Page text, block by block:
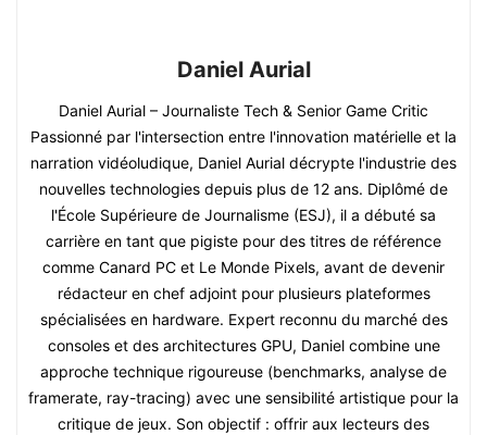
Daniel Aurial
Daniel Aurial – Journaliste Tech & Senior Game Critic
Passionné par l'intersection entre l'innovation matérielle et la
narration vidéoludique, Daniel Aurial décrypte l'industrie des
nouvelles technologies depuis plus de 12 ans. Diplômé de
l'École Supérieure de Journalisme (ESJ), il a débuté sa
carrière en tant que pigiste pour des titres de référence
comme Canard PC et Le Monde Pixels, avant de devenir
rédacteur en chef adjoint pour plusieurs plateformes
spécialisées en hardware. Expert reconnu du marché des
consoles et des architectures GPU, Daniel combine une
approche technique rigoureuse (benchmarks, analyse de
framerate, ray-tracing) avec une sensibilité artistique pour la
critique de jeux. Son objectif : offrir aux lecteurs des